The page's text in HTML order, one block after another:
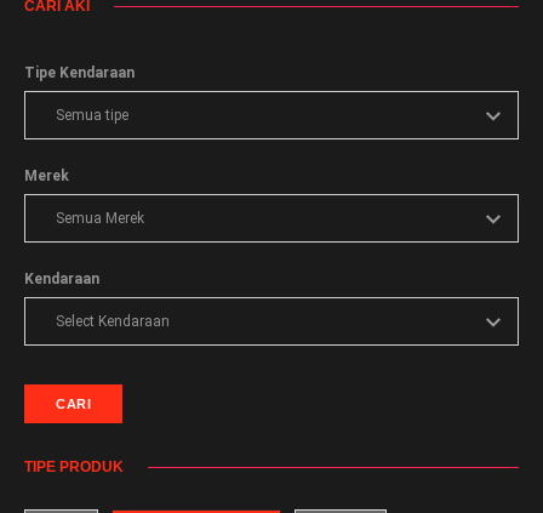
CARI AKI
Tipe Kendaraan
Merek
Kendaraan
CARI
TIPE PRODUK